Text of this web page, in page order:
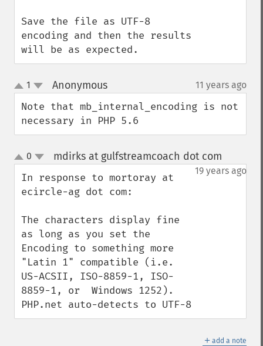
Save the file as UTF-8
encoding and then the results
will be as expected.
up
down
1 Anonymous¶ 11 years ago
Note that mb_internal_encoding is not
necessary in PHP 5.6
up
down
0 mdirks at gulfstreamcoach dot com
19 years ago
In response to mortoray at
ecircle-ag dot com:
The characters display fine
as long as you set the
Encoding to something more
"Latin 1" compatible (i.e.
US-ACSII, ISO-8859-1, ISO-
8859-1, or  Windows 1252).
PHP.net auto-detects to UTF-8
＋ add a note